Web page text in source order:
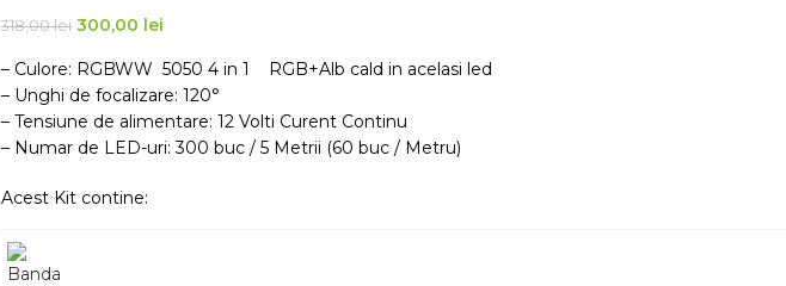
318,00lei 300,00 lei
– Culore: RGBWW 5050 4 in 1 RGB+Alb cald in acelasi led
– Unghi de focalizare: 120°
– Tensiune de alimentare: 12 Volti Curent Continu
– Numar de LED-uri: 300 buc / 5 Metrii (60 buc / Metru)
Acest Kit contine: